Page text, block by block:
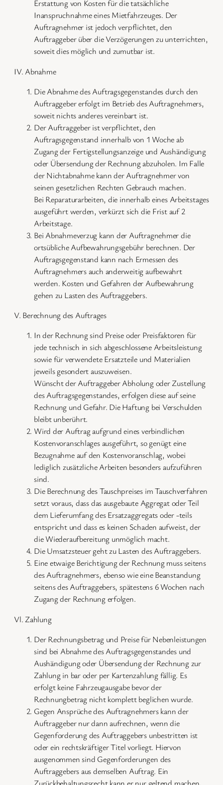
Erstattung von Kosten für die tatsächliche
Inanspruchnahme eines Mietfahrzeuges. Der
Auftragnehmer ist jedoch verpflichtet, den
Auftraggeber über die Verzögerungen zu unterrichten,
soweit dies möglich und zumutbar ist.
IV. Abnahme
Die Abnahme des Auftragsgegenstandes durch den
Auftraggeber erfolgt im Betrieb des Auftragnehmers,
soweit nichts anderes vereinbart ist.
Der Auftraggeber ist verpflichtet, den
Auftragsgegenstand innerhalb von 1 Woche ab
Zugang der Fertigstellungsanzeige und Aushändigung
oder Übersendung der Rechnung abzuholen. Im Falle
der Nichtabnahme kann der Auftragnehmer von
seinen gesetzlichen Rechten Gebrauch machen.
Bei Reparaturarbeiten, die innerhalb eines Arbeitstages
ausgeführt werden, verkürzt sich die Frist auf 2
Arbeitstage.
Bei Abnahmeverzug kann der Auftragnehmer die
ortsübliche Aufbewahrungsgebühr berechnen. Der
Auftragsgegenstand kann nach Ermessen des
Auftragnehmers auch anderweitig aufbewahrt
werden. Kosten und Gefahren der Aufbewahrung
gehen zu Lasten des Auftraggebers.
V. Berechnung des Auftrages
In der Rechnung sind Preise oder Preisfaktoren für
jede technisch in sich abgeschlossene Arbeitsleistung
sowie für verwendete Ersatzteile und Materialien
jeweils gesondert auszuweisen.
Wünscht der Auftraggeber Abholung oder Zustellung
des Auftragsgegenstandes, erfolgen diese auf seine
Rechnung und Gefahr. Die Haftung bei Verschulden
bleibt unberührt.
Wird der Auftrag aufgrund eines verbindlichen
Kostenvoranschlages ausgeführt, so genügt eine
Bezugnahme auf den Kostenvoranschlag, wobei
lediglich zusätzliche Arbeiten besonders aufzuführen
sind.
Die Berechnung des Tauschpreises im Tauschverfahren
setzt voraus, dass das ausgebaute Aggregat oder Teil
dem Lieferumfang des Ersatzaggregats oder -teils
entspricht und dass es keinen Schaden aufweist, der
die Wiederaufbereitung unmöglich macht.
Die Umsatzsteuer geht zu Lasten des Auftraggebers.
Eine etwaige Berichtigung der Rechnung muss seitens
des Auftragnehmers, ebenso wie eine Beanstandung
seitens des Auftraggebers, spätestens 6 Wochen nach
Zugang der Rechnung erfolgen.
Vl. Zahlung
Der Rechnungsbetrag und Preise für Nebenleistungen
sind bei Abnahme des Auftragsgegenstandes und
Aushändigung oder Übersendung der Rechnung zur
Zahlung in bar oder per Kartenzahlung fällig. Es
erfolgt keine Fahrzeugausgabe bevor der
Rechnungbetrag nicht komplett beglichen wurde.
Gegen Ansprüche des Auftragnehmers kann der
Auftraggeber nur dann aufrechnen, wenn die
Gegenforderung des Auftraggebers unbestritten ist
oder ein rechtskräftiger Titel vorliegt. Hiervon
ausgenommen sind Gegenforderungen des
Auftraggebers aus demselben Auftrag. Ein